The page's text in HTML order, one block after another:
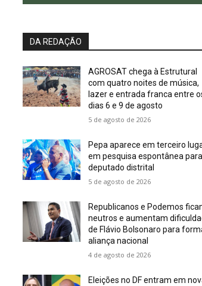
DA REDAÇÃO
AGROSAT chega à Estrutural
com quatro noites de música,
lazer e entrada franca entre
dias 6 e 9 de agosto
5 de agosto de 2026
Pepa aparece em terceiro
em pesquisa espontânea para
deputado distrital
5 de agosto de 2026
Republicanos e Podemos
neutros e aumentam
de Flávio Bolsonaro para
aliança nacional
4 de agosto de 2026
Eleições no DF entram em